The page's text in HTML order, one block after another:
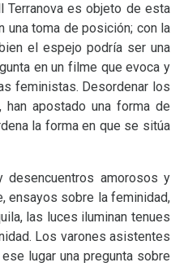
Terranova es objeto de esta
una toma de posición; con la
el espejo podría ser una
en un filme que evoca y
feministas. Desordenar los
apostado una forma de
la forma en que se sitúa
desencuentros amorosos y
ensayos sobre la feminidad,
las luces iluminan tenues
Los varones asistentes
lugar una pregunta sobre